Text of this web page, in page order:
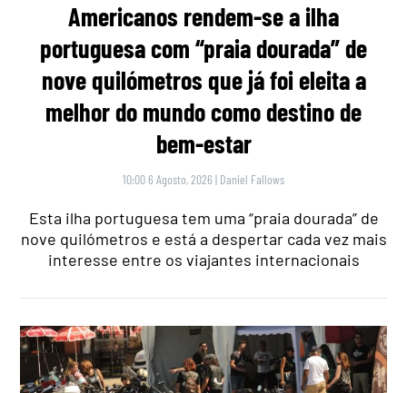
Americanos rendem-se a ilha
portuguesa com “praia dourada” de
nove quilómetros que já foi eleita a
melhor do mundo como destino de
bem-estar
10:00 6 Agosto, 2026 | Daniel Fallows
Esta ilha portuguesa tem uma “praia dourada” de
nove quilómetros e está a despertar cada vez mais
interesse entre os viajantes internacionais